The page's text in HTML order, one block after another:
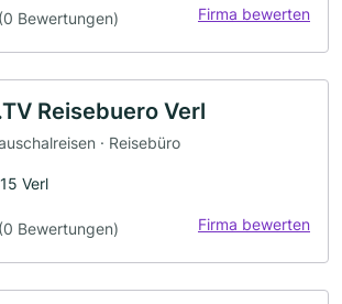
(0 Bewertungen) Firma bewerten
Reisebuero Verl
· Reisebüro
Verl
(0 Bewertungen) Firma bewerten